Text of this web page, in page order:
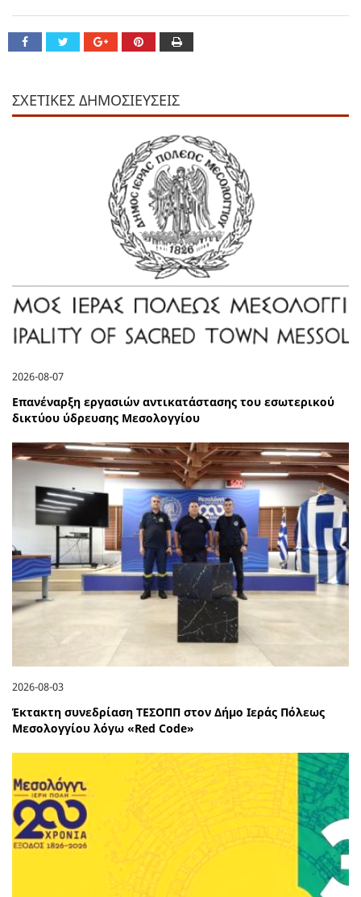
ΣΧΕΤΙΚΕΣ ΔΗΜΟΣΙΕΥΣΕΙΣ
2026-08-07
Επανέναρξη εργασιών αντικατάστασης του εσωτερικού
δικτύου ύδρευσης Μεσολογγίου
2026-08-03
Έκτακτη συνεδρίαση ΤΕΣΟΠΠ στον Δήμο Ιεράς Πόλεως
Μεσολογγίου λόγω «Red Code»